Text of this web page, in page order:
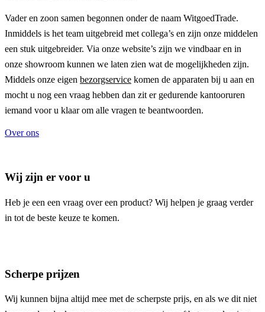
Vader en zoon samen begonnen onder de naam WitgoedTrade.
Inmiddels is het team uitgebreid met collega’s en zijn onze middelen
een stuk uitgebreider. Via onze website’s zijn we vindbaar en in
onze showroom kunnen we laten zien wat de mogelijkheden zijn.
Middels onze eigen bezorgservice komen de apparaten bij u aan en
mocht u nog een vraag hebben dan zit er gedurende kantooruren
iemand voor u klaar om alle vragen te beantwoorden.
Over ons
Wij zijn er voor u
Heb je een een vraag over een product? Wij helpen je graag verder
in tot de beste keuze te komen.
Scherpe prijzen
Wij kunnen bijna altijd mee met de scherpste prijs, en als we dit niet